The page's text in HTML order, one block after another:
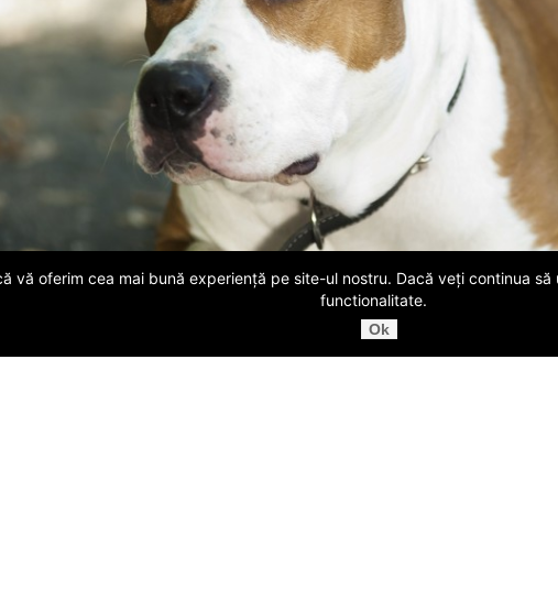
vă oferim cea mai bună experiență pe site-ul nostru. Dacă veți continua
functionalitate.
Ok